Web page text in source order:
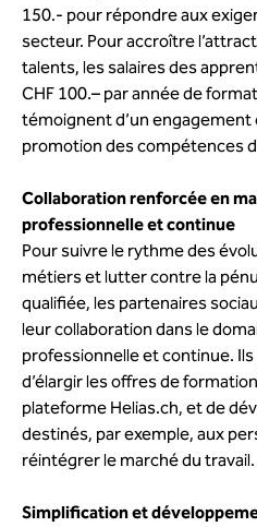
150.- pour répondre aux
secteur. Pour accroître
talents, les salaires des
CHF 100.– par année de
témoignent d’un engagement
promotion des compétences
Collaboration renforcée en
professionnelle et continue
Pour suivre le rythme des
métiers et lutter contre la
qualifiée, les partenaires
leur collaboration dans le
professionnelle et continue.
d’élargir les offres de
plateforme Helias.ch, et de
destinés, par exemple, aux
réintégrer le marché du travail.
Simplification et